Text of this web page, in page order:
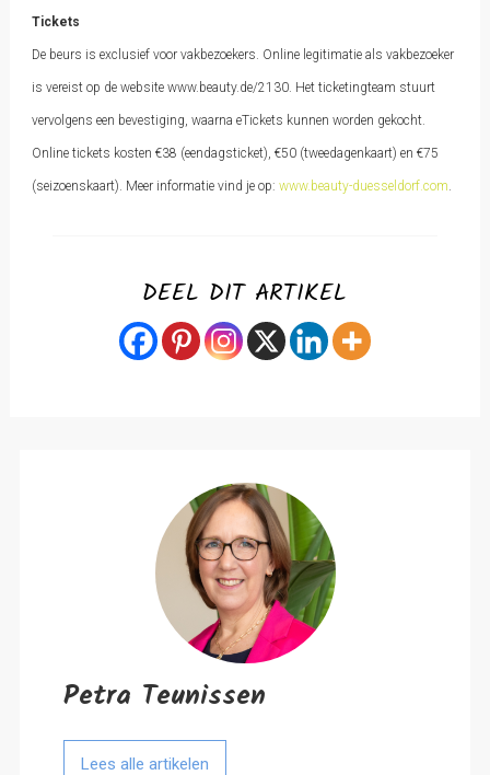
Tickets
De beurs is exclusief voor vakbezoekers. Online legitimatie als vakbezoeker
is vereist op de website www.beauty.de/2130. Het ticketingteam stuurt
vervolgens een bevestiging, waarna eTickets kunnen worden gekocht.
Online tickets kosten €38 (eendagsticket), €50 (tweedagenkaart) en €75
(seizoenskaart). Meer informatie vind je op: www.beauty-duesseldorf.com.
DEEL DIT ARTIKEL
Petra Teunissen
Lees alle artikelen